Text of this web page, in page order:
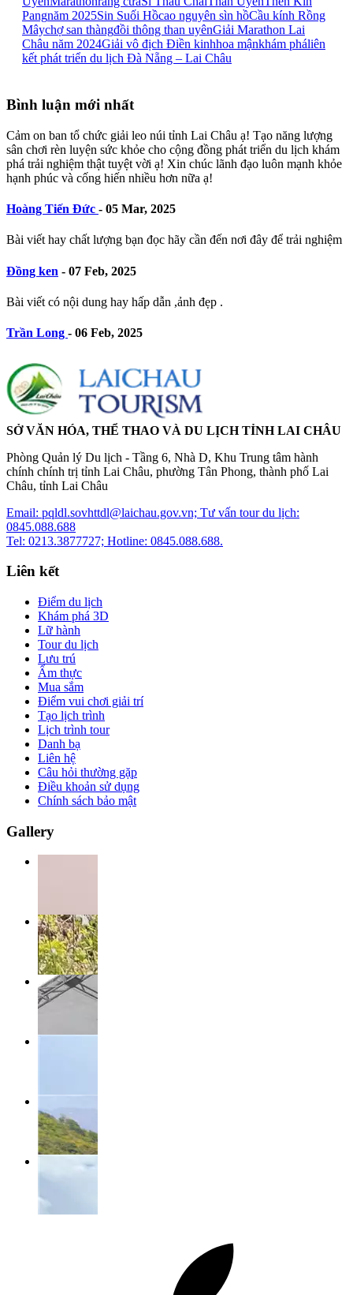
Pangnăm 2025Sin Suối Hồcao nguyên sìn hồCầu kính Rồng
Mâychợ san thàngđồi thông than uyênGiải Marathon Lai
Châu năm 2024Giải vô địch Điền kinhhoa mậnkhám pháliên
kết phát triển du lịch Đà Nẵng – Lai Châu
Bình luận mới nhất
Cảm on ban tổ chức giải leo núi tỉnh Lai Châu ạ! Tạo năng lượng
sân chơi rèn luyện sức khỏe cho cộng đồng phát triển du lịch khám
phá trải nghiệm thật tuyệt vời ạ! Xin chúc lãnh đạo luôn mạnh khỏe
hạnh phúc và cống hiến nhiều hơn nữa ạ!
Hoàng Tiến Đức - 05 Mar, 2025
Bài viết hay chất lượng bạn đọc hãy cần đến nơi đây để trải nghiệm
Đồng ken - 07 Feb, 2025
Bài viết có nội dung hay hấp dẫn ,ảnh đẹp .
Trần Long - 06 Feb, 2025
SỞ VĂN HÓA, THỂ THAO VÀ DU LỊCH TỈNH LAI CHÂU
Phòng Quản lý Du lịch - Tầng 6, Nhà D, Khu Trung tâm hành
chính chính trị tỉnh Lai Châu, phường Tân Phong, thành phố Lai
Châu, tỉnh Lai Châu
Email: pqldl.sovhttdl@laichau.gov.vn; Tư vấn tour du lịch:
0845.088.688
Tel: 0213.3877727; Hotline: 0845.088.688.
Liên kết
Điểm du lịch
Khám phá 3D
Lữ hành
Tour du lịch
Lưu trú
Ẩm thực
Mua sắm
Điểm vui chơi giải trí
Tạo lịch trình
Lịch trình tour
Danh bạ
Liên hệ
Câu hỏi thường gặp
Điều khoản sử dụng
Chính sách bảo mật
Gallery